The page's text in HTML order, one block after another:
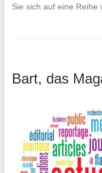
Sie sich auf eine
Bart, das